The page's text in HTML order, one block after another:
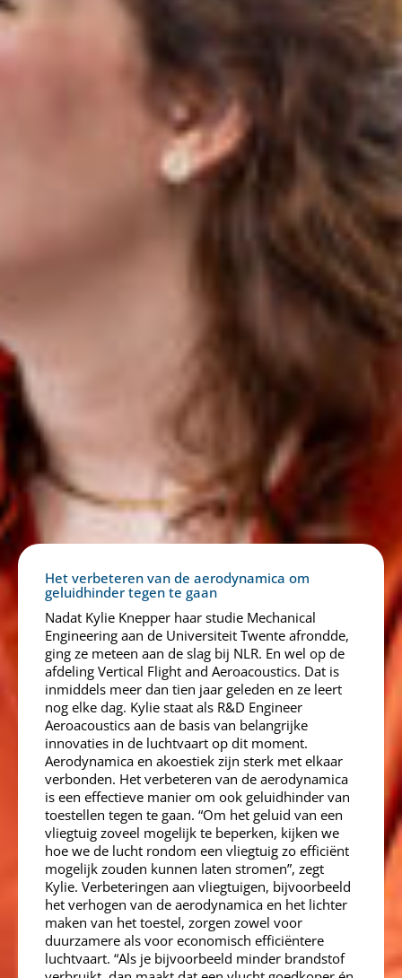
Het verbeteren van de aerodynamica om
geluidhinder tegen te gaan
Nadat Kylie Knepper haar studie Mechanical
Engineering aan de Universiteit Twente afrondde,
ging ze meteen aan de slag bij NLR. En wel op de
afdeling Vertical Flight and Aeroacoustics. Dat is
inmiddels meer dan tien jaar geleden en ze leert
nog elke dag. Kylie staat als R&D Engineer
Aeroacoustics aan de basis van belangrijke
innovaties in de luchtvaart op dit moment.
Aerodynamica en akoestiek zijn sterk met elkaar
verbonden. Het verbeteren van de aerodynamica
is een effectieve manier om ook geluidhinder van
toestellen tegen te gaan. “Om het geluid van een
vliegtuig zoveel mogelijk te beperken, kijken we
hoe we de lucht rondom een vliegtuig zo efficiënt
mogelijk zouden kunnen laten stromen”, zegt
Kylie. Verbeteringen aan vliegtuigen, bijvoorbeeld
het verhogen van de aerodynamica en het lichter
maken van het toestel, zorgen zowel voor
duurzamere als voor economisch efficiëntere
luchtvaart. “Als je bijvoorbeeld minder brandstof